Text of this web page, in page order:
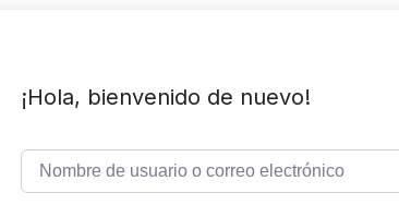
¡Hola, bienvenido de nuevo!